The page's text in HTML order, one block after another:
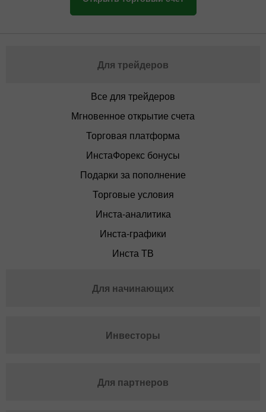
Для трейдеров
Все для трейдеров
Мгновенное открытие счета
Торговая платформа
ИнстаФорекс бонусы
Подарки за пополнение
Торговые условия
Инста-аналитика
Инста-графики
Инста ТВ
Для начинающих
Инвесторы
Для партнеров